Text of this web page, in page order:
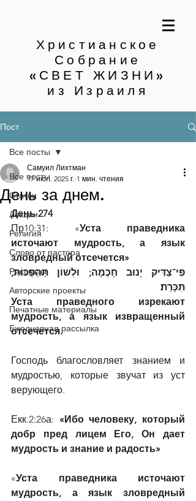
Христианское
Собрание
«СВЕТ ЖИЗНИ»
из Израиля
Пост
Все посты
Статьи
Лекции
Религия
Слово от пастора
Рассказы
Авторские проекты
Печатные материалы
Ежедневная рассылка
Все посты
День за днем.
Самуил Лихтман
17 июл. 2025 г. 1 мин. чтения
День 274
Пр10:31: «Уста праведника
источают мудрость, а язык
зловредный отсечется»
פִּי־צַדִּיק יָנוּב חָכְמָה; וּלְשׁוֹן תַּהְפֻּכוֹת,
תִּכָּרֵת׃
Уста праведного изрекают
мудрость, а язык извращенный
отсечется.
Господь благословляет знанием и
мудростью, которые звучат из уст
верующего.
Екк.2:26а: «Ибо человеку, который
добр пред лицем Его, Он дает
мудрость и знание и радость»
«Уста праведника источают
мудрость, а язык зловредный